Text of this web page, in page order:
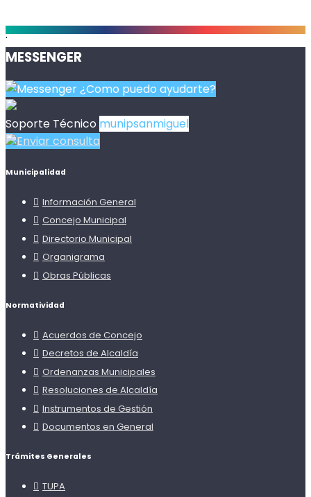
.
MESSENGER
¿Como puedo ayudarte?
Soporte Técnico munipsanmiguel
Enviar consulta
Municipalidad
Información General
Concejo Municipal
Directorio Municipal
Organigrama
Obras Públicas
Normatividad
Acuerdos de Concejo
Decretos de Alcaldía
Ordenanzas Municipales
Resoluciones de Alcaldía
Instrumentos de Gestión
Documentos en General
Trámites Generales
TUPA